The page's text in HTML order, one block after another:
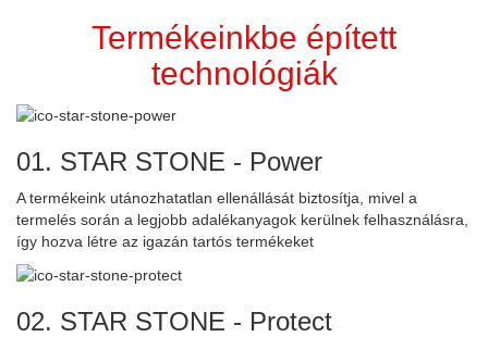
Termékeinkbe épített
technológiák
01. STAR STONE - Power
A termékeink utánozhatatlan ellenállását biztosítja, mivel a
termelés során a legjobb adalékanyagok kerülnek felhasználásra,
így hozva létre az igazán tartós termékeket
02. STAR STONE - Protect